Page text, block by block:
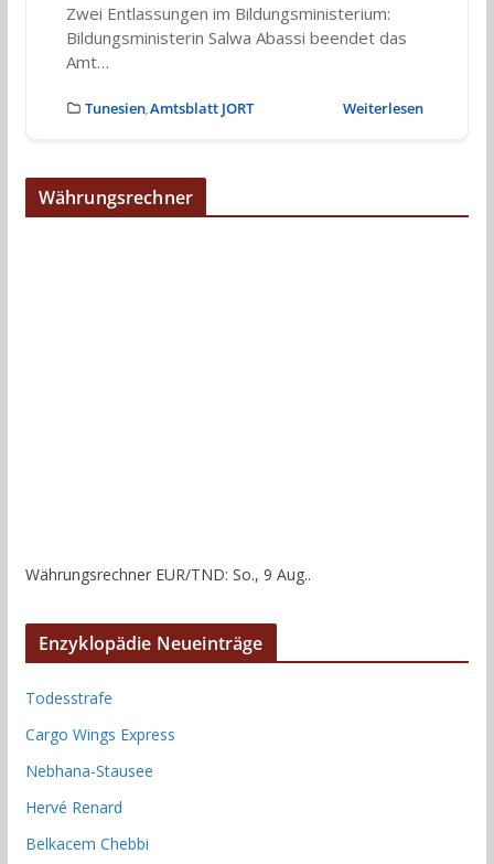
Zwei Entlassungen im Bildungsministerium:
Bildungsministerin Salwa Abassi beendet das
Amt…
Tunesien, Amtsblatt JORT Weiterlesen
Währungsrechner
Währungsrechner EUR/TND: So., 9 Aug..
Enzyklopädie Neueinträge
Todesstrafe
Cargo Wings Express
Nebhana-Stausee
Hervé Renard
Belkacem Chebbi